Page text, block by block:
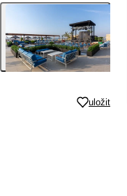
uložit